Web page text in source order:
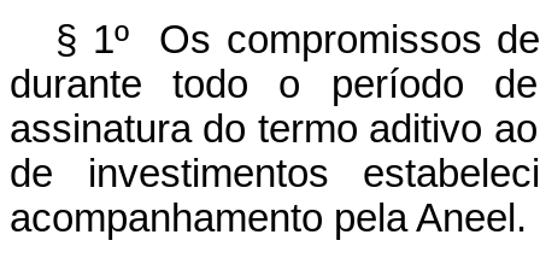
§ 1º Os compromissos
durante todo o período
assinatura do termo aditivo
de investimentos
acompanhamento pela Aneel.